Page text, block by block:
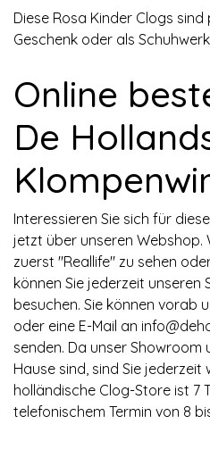
Diese Rosa Kinder Clogs sind
Geschenk oder als
Online
De
Interessieren Sie sich für
jetzt über unseren Webshop.
zuerst "Reallife" zu sehen
können Sie jederzeit unseren
besuchen. Sie können vorab
oder eine E-Mail an
senden. Da unser Showroom
Hause sind, sind Sie jederzeit
holländische Clog-Store ist 7
telefonischem Termin von 8